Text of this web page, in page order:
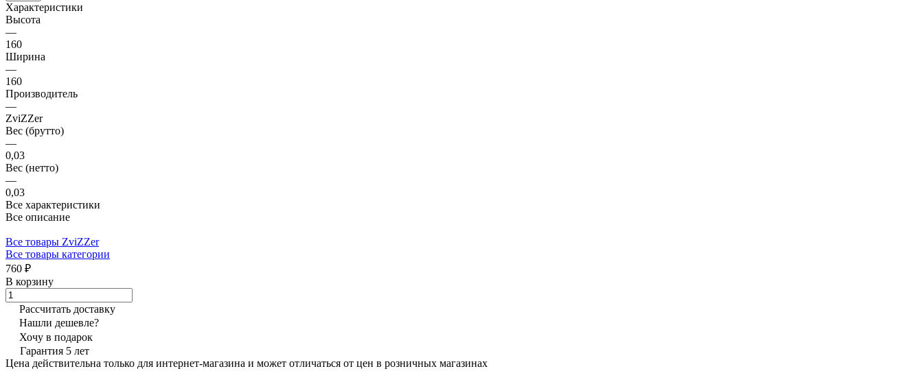
Характеристики
Высота
—
160
Ширина
—
160
Производитель
—
ZviZZer
Вес (брутто)
—
0,03
Вес (нетто)
—
0,03
Все характеристики
Все описание
Все товары ZviZZer
Все товары категории
760 ₽
В корзину
Рассчитать доставку
Нашли дешевле?
Хочу в подарок
Гарантия 5 лет
Цена действительна только для интернет-магазина и может отличаться от цен в розничных магазинах